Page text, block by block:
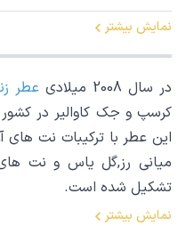
نمایش بیشتر
در سال 2008 میلادی عطر
کرسپ و جک کاوالیر در
این عطر با ترکیبات نت های
میانی رز,گل یاس و نت
تشکیل شده است.
نمایش بیشتر